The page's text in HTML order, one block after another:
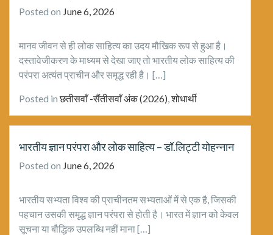
Posted on June 6, 2026
मानव जीवन से ही लोक साहित्य का उदय मौखिक रूप से हुआ है।
दस्तावेजीकरण के माध्यम से देखा जाए तो भारतीय लोक साहित्य की
परंपरा अत्यंत प्राचीन और समृद्ध रही है। […]
Posted inछतीसवाँ -सैंतीसवाँ अंक (2026) ,शोधार्थी
भारतीय ज्ञान परंपरा और लोक साहित्य – डॉ.लिट्टी योहन्नान
Posted on June 6, 2026
भारतीय सभ्यता विश्व की प्राचीनतम सभ्यताओं में से एक है, जिसकी
पहचान उसकी समृद्ध ज्ञान परंपरा से होती है। भारत में ज्ञान को केवल
सूचना या बौद्धिक उपलब्धि नहीं माना […]